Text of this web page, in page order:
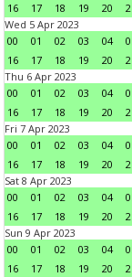
16
17 18 19 20
Wed 5 Apr 2023
00
01 02 03 04
16
17 18 19 20
Thu 6 Apr 2023
00
01 02 03 04
16
17 18 19 20
Fri 7 Apr 2023
00
01 02 03 04
16
17 18 19 20
Sat 8 Apr 2023
00
01 02 03 04
16
17 18 19 20
Sun 9 Apr 2023
00
01 02 03 04
16
17 18 19 20